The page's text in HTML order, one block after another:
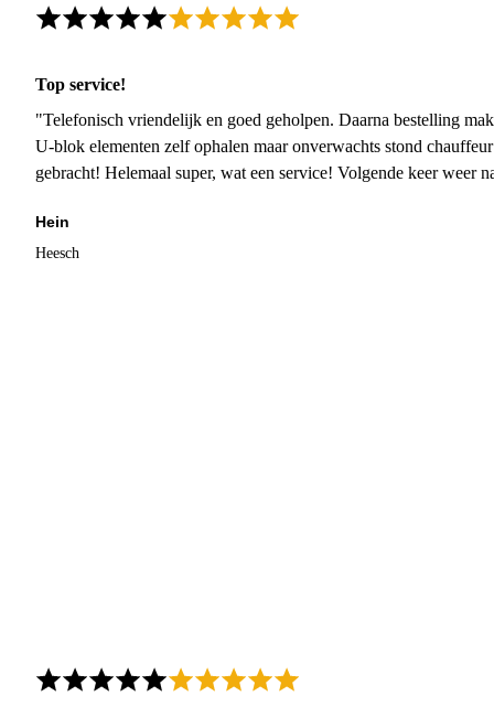
Top service!
"Telefonisch vriendelijk en goed geholpen. Daarna bestelling
U-blok elementen zelf ophalen maar onverwachts stond
gebracht! Helemaal super, wat een service! Volgende keer weer
Hein
Heesch